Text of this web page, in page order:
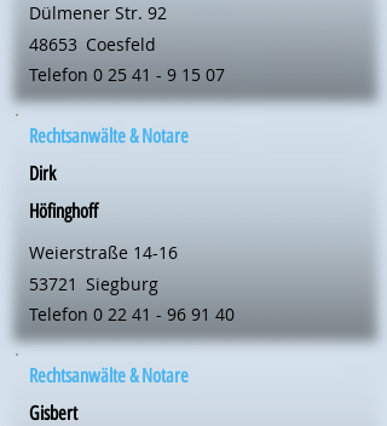
Dülmener Str. 92
48653 Coesfeld
Telefon 0 25 41 - 9 15 07
Rechtsanwälte & Notare
Dirk
Höfinghoff
Weierstraße 14-16
53721 Siegburg
Telefon 0 22 41 - 96 91 40
Rechtsanwälte & Notare
Gisbert